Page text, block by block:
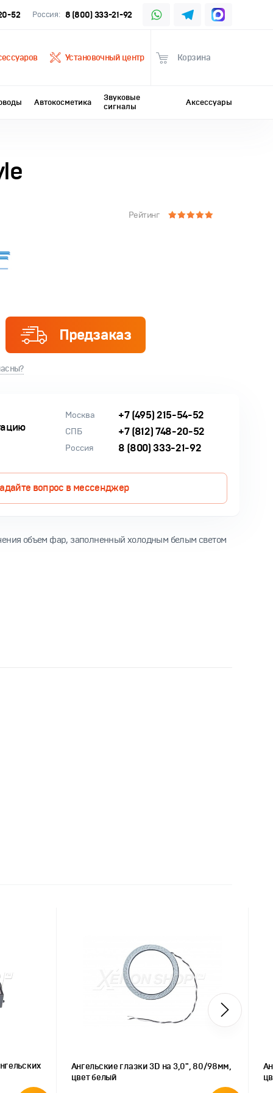
52 Россия: 8 (800) 333-21-92
Установочный центр Корзина
Автокосметика
Звуковые
сигналы
Аксессуары
Рейтинг
Предзаказ
Москва +7 (495) 215-54-52
СПБ +7 (812) 748-20-52
Россия 8 (800) 333-21-92
вопрос в мессенджер
объем фар, заполненный холодным белым светом
Ангельские глазки 3D на 3,0", 80/98мм,
цвет белый